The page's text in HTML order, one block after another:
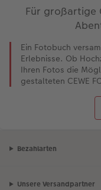
Für großartige
Ein Fotobuch
Erlebnisse. Ob
Ihren Fotos die
gestalteten CEWE
Bezahlarten
Unsere Versandpartner